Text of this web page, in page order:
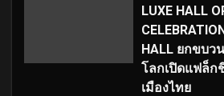
LUXE HALL
HALL ยกขบว
โลกเปิดแฟล็ก
เมืองไทย